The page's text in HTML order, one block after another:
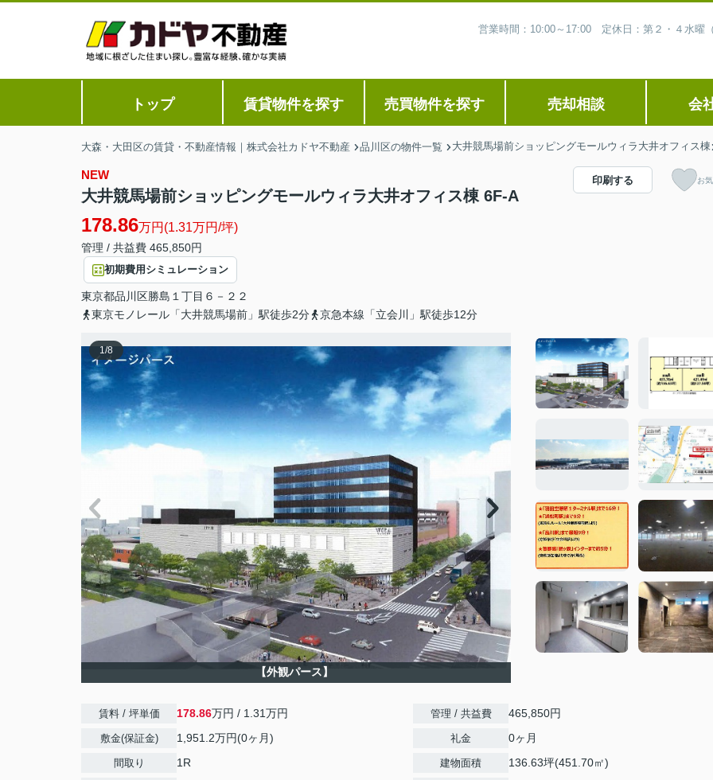
営業時間：10:00～17:00 定休日：第２・４水曜
トップ 賃貸物件を探す 売買物件を探す 売却相談 会
大森・大田区の賃貸・不動産情報｜株式会社カドヤ不動産 品川区の物件一覧 大井競馬場前ショッピングモールウィラ大井オフィス棟
NEW
大井競馬場前ショッピングモールウィラ大井オフィス棟 6F-A
178.86万円(1.31万円/坪)
管理 / 共益費 465,850円
初期費用シミュレーション
東京都品川区勝島 １丁目６－２２
東京モノレール「大井競馬場前」駅徒歩2分
京急本線「立会川」駅徒歩12分
印刷する お
1/8
【外観パース】
賃料 / 坪単価 178.86万円 / 1.31万円
敷金(保証金) 1,951.2万円(0ヶ月)
間取り 1R
管理 / 共益費 465,850円
礼金 0ヶ月
建物面積 136.63坪(451.70㎡)